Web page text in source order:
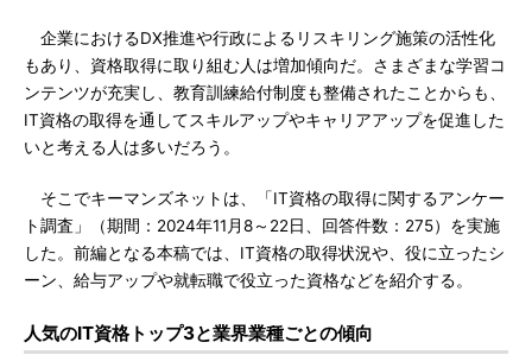
企業におけるDX推進や行政によるリスキリング施策の活性化
もあり、資格取得に取り組む人は増加傾向だ。さまざまな学習コ
ンテンツが充実し、教育訓練給付制度も整備されたことからも、
IT資格の取得を通してスキルアップやキャリアアップを促進した
いと考える人は多いだろう。
そこでキーマンズネットは、「IT資格の取得に関するアンケー
ト調査」（期間：2024年11月8～22日、回答件数：275）を実施
した。前編となる本稿では、IT資格の取得状況や、役に立ったシ
ーン、給与アップや就転職で役立った資格などを紹介する。
人気のIT資格トップ3と業界業種ごとの傾向